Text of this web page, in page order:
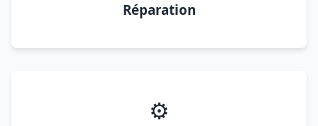
Réparation
⚙️